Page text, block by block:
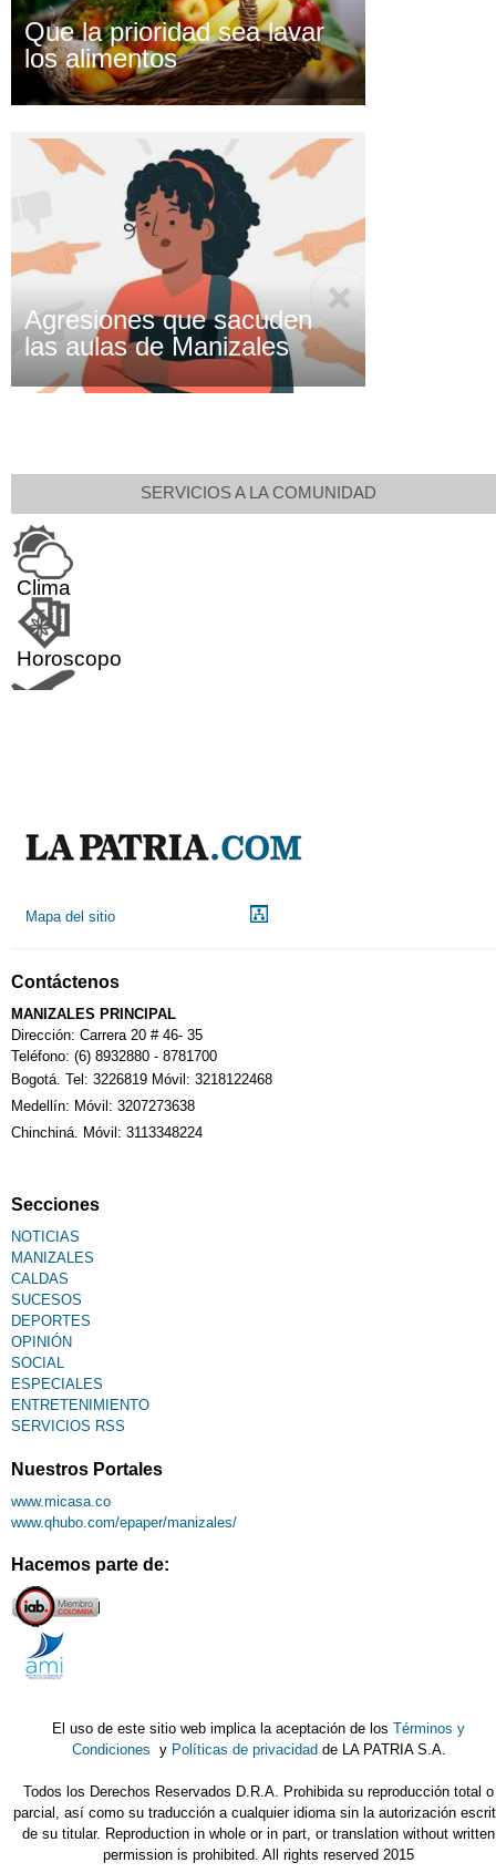
Que la prioridad sea lavar
los alimentos
Agresiones que sacuden
las aulas de Manizales
SERVICIOS A LA COMUNIDAD
Clima
Horoscopo
Calendario Tributario
Sudoku
Mapa del sitio
Contáctenos
MANIZALES PRINCIPAL
Dirección: Carrera 20 # 46- 35
Teléfono: (6) 8932880 - 8781700
Bogotá. Tel: 3226819 Móvil: 3218122468
Medellín: Móvil: 3207273638
Chinchiná. Móvil: 3113348224
Secciones
NOTICIAS
MANIZALES
CALDAS
SUCESOS
DEPORTES
OPINIÓN
SOCIAL
ESPECIALES
ENTRETENIMIENTO
SERVICIOS RSS
Nuestros Portales
www.micasa.co
www.qhubo.com/epaper/manizales/
Hacemos parte de:
El uso de este sitio web implica la aceptación de losTérminos y
Condiciones y Políticas de privacidad de LA PATRIA S.A.
Todos los Derechos Reservados D.R.A. Prohibida su reproducción total o
parcial, así como su traducción a cualquier idioma sin la autorización
de su titular. Reproduction in whole or in part, or translation without written
permission is prohibited. All rights reserved 2015